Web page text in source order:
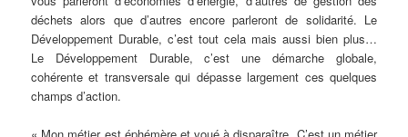
déchets alors que d’autres encore parleront de solidarité. Le
Développement Durable, c’est tout cela mais aussi bien plus…
Le Développement Durable, c’est une démarche globale,
cohérente et transversale qui dépasse largement ces quelques
champs d’action.